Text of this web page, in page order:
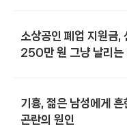
소상공인 폐업 지원금,
250만 원 그냥 날리는
기흉, 젊은 남성에게
곤란의 원인